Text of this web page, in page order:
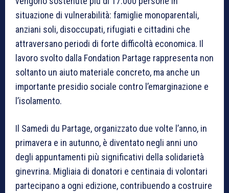
situazione di vulnerabilità: famiglie monoparentali,
anziani soli, disoccupati, rifugiati e cittadini che
attraversano periodi di forte difficoltà economica. Il
lavoro svolto dalla Fondation Partage rappresenta non
soltanto un aiuto materiale concreto, ma anche un
importante presidio sociale contro l’emarginazione e
l’isolamento.
Il Samedi du Partage, organizzato due volte l’anno, in
primavera e in autunno, è diventato negli anni uno
degli appuntamenti più significativi della solidarietà
ginevrina. Migliaia di donatori e centinaia di volontari
partecipano a ogni edizione, contribuendo a costruire